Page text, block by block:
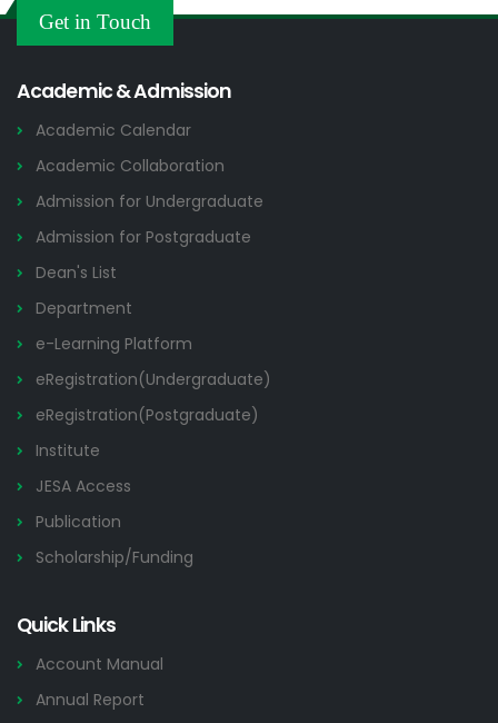
2026
Others
Get in Touch
Academic & Admission
Academic Calendar
Academic Collaboration
Admission for Undergraduate
Admission for Postgraduate
Dean's List
Department
e-Learning Platform
eRegistration(Undergraduate)
eRegistration(Postgraduate)
Institute
JESA Access
Publication
Scholarship/Funding
Quick Links
Account Manual
Annual Report